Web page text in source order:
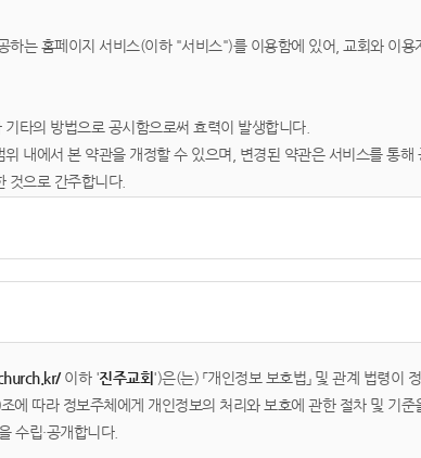
하는 홈페이지 서비스(이하 "서비스")를 이용함에 있어, 교회와 이
타의 방법으로 공시함으로써 효력이 발생합니다.
내에서 본 약관을 개정할 수 있으며, 변경된 약관은 서비스를 통
것으로 간주합니다.
서비스를 이용하는 회원 및 비회원을 말합니다.
설교 영상, 텍스트, 이미지 등 모든 자료를 의미합니다.
이하 '진주교회 ')은(는) 「개인정보 보호법」 및 관계 법령
조에 따라 정보주체에게 개인정보의 처리와 보호에 관한 절차 및 기
수립·공개합니다.